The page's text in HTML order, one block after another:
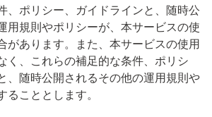
、ポリシー、ガイドラインと、随時公
用規則やポリシーが、本サービスの使
があります。また、本サービスの使用
く、これらの補足的な条件、ポリシ
、随時公開されるその他の運用規則や
ることとします。